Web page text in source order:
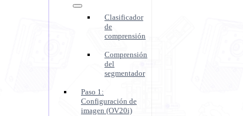
Clasificador
de
comprensión
Comprensión
del
segmentador
Paso 1:
Configuración de
imagen (OV20i)